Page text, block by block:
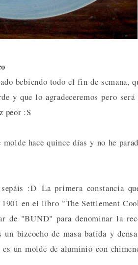
bebiendo todo el fin de semana,
y que lo agradeceremos pero será
peor :S
hace quince días y no he
:D La primera constancia
en el libro "The Settlement
"BUND" para denominar la
un bizcocho de masa batida y
un molde de aluminio con